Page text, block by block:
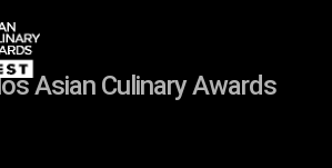
Asian Culinary Awards